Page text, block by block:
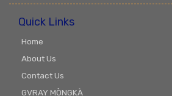
Quick Links
Home
About Us
Contact Us
GVRAY MÒNGKÀ